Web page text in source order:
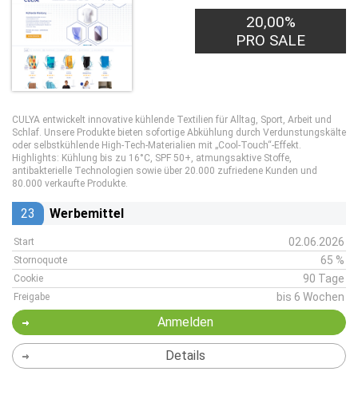
20,00%
PRO SALE
CULYA entwickelt innovative kühlende Textilien für Alltag, Sport, Arbeit und
Schlaf. Unsere Produkte bieten sofortige Abkühlung durch Verdunstungskälte
oder selbstkühlende High-Tech-Materialien mit „Cool-Touch“-Effekt.
Highlights: Kühlung bis zu 16°C, SPF 50+, atmungsaktive Stoffe,
antibakterielle Technologien sowie über 20.000 zufriedene Kunden und
80.000 verkaufte Produkte.
23 Werbemittel
Start 02.06.2026
Stornoquote 65 %
Cookie 90 Tage
Freigabe bis 6 Wochen
Anmelden
Details